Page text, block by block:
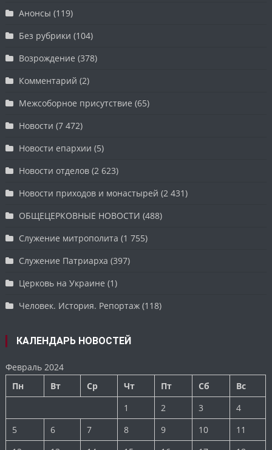
Анонсы (119)
Без рубрики (104)
Возрождение (378)
Комментарий (2)
Межсоборное присутствие (65)
Новости (7 472)
Новости епархии (5)
Новости отделов (2 623)
Новости приходов и монастырей (2 431)
ОБЩЕЦЕРКОВНЫЕ НОВОСТИ (488)
Служение митрополита (1 755)
Служение Патриарха (397)
Церковь на Украине (1)
Человек. История. Репортаж (118)
КАЛЕНДАРЬ НОВОСТЕЙ
Февраль 2024
Пн
Вт Ср Чт Пт Сб
Вс
1
2 3
4
5
6 7 8 9 10
11